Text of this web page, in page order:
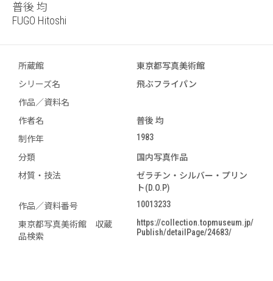
普後 均
FUGO Hitoshi
所蔵館
東京都写真美術館
シリーズ名
飛ぶフライパン
作品／資料名
作者名
普後 均
制作年
1983
分類
国内写真作品
材質・技法
ゼラチン・シルバー・プリン
ト(D.O.P)
作品／資料番号
10013233
東京都写真美術館 収蔵
品検索
https://collection.topmuseum.jp/
Publish/detailPage/24683/